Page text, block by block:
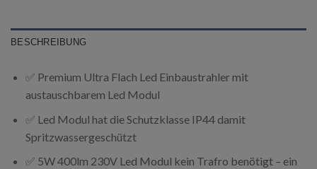
BESCHREIBUNG
✅ Premium Ultra Flach Led Einbaustrahler mit
austauschbarem Led Modul
✅ Led Modul hat die Schutzklasse IP44 damit
Spritzwassergeschützt
✅ 5W 400lm 230V Led Modul kein Trafro benötigt – ein